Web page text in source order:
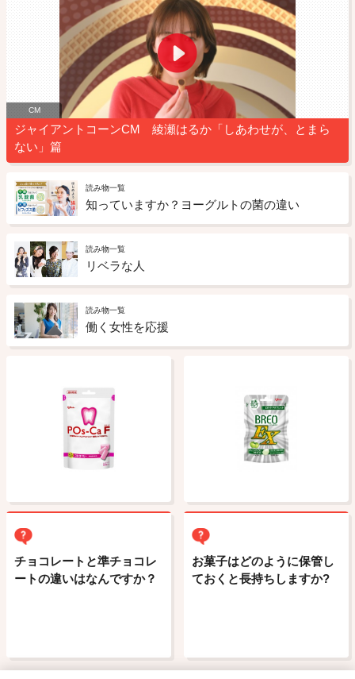
CM
ジャイアントコーンCM 綾瀬はるか「しあわせが、とまら
ない」篇
読み物一覧
知っていますか？ヨーグルトの菌の違い
読み物一覧
リベラな人
読み物一覧
働く女性を応援
チョコレートと準チョコレ
ートの違いはなんですか？
お菓子はどのように保管し
ておくと長持ちしますか?